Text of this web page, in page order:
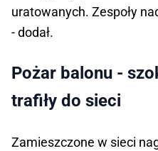
uratowanych. Zespoły
- dodał.
Pożar balonu -
trafiły do sieci
Zamieszczone w sieci